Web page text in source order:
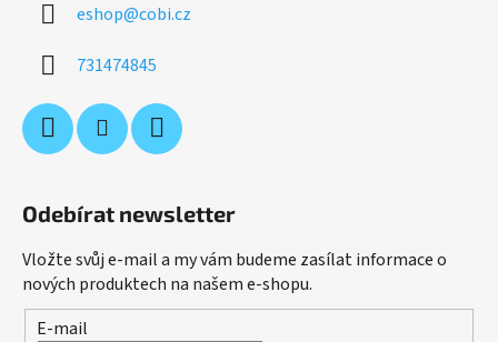
eshop@cobi.cz
731474845
Odebírat newsletter
Vložte svůj e-mail a my vám budeme zasílat informace o
nových produktech na našem e-shopu.
E-mail